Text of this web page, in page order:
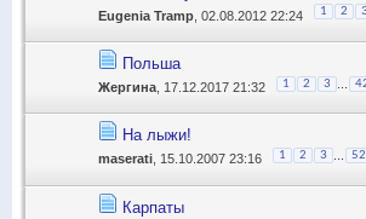
Eugenia Tramp , 02.08.2012 22:24 1 2 3
Польша
Жергина , 17.12.2017 21:32 1 2 3
На лыжи!
maserati , 15.10.2007 23:16 1 2 3
Карпаты